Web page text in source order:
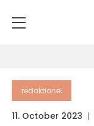
redaktionel
11. October 2023